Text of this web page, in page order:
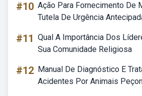
#10 Ação Para Fornecimento De
Tutela De Urgência
#11 Qual A Importância Dos
Sua Comunidade Religiosa
#12 Manual De Diagnóstico E
Acidentes Por Animais